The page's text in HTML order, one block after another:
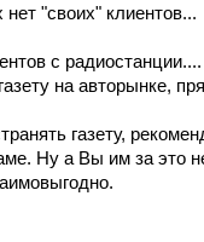
"своих" клиентов...
с радиостанции....
на авторынке,
газету,
Ну а Вы им за это